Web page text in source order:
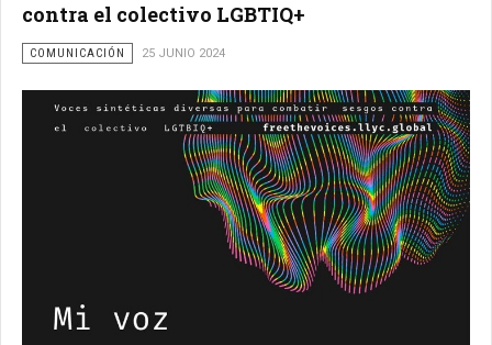
contra el colectivo LGBTIQ+
COMUNICACIÓN 25 JUNIO 2024